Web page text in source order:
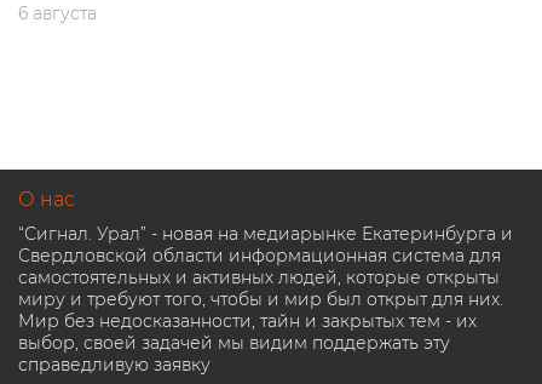
6 августа
О нас
“Сигнал. Урал” - новая на медиарынке Екатеринбурга и
Свердловской области информационная система для
самостоятельных и активных людей, которые открыты
миру и требуют того, чтобы и мир был открыт для них.
Мир без недосказанности, тайн и закрытых тем - их
выбор, своей задачей мы видим поддержать эту
справедливую заявку